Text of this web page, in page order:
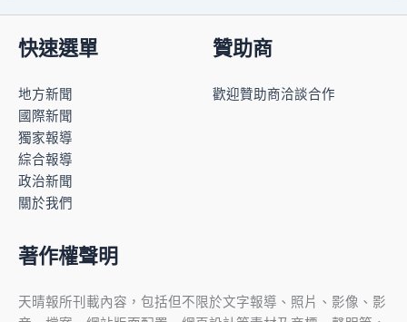
快速選單
地方新聞
國際新聞
獨家報導
綜合報導
政治新聞
關於我們
贊助商
歡迎贊助商洽談合作
著作權聲明
天晴報所刊載內容，包括但不限於文字報導、照片、影像、影